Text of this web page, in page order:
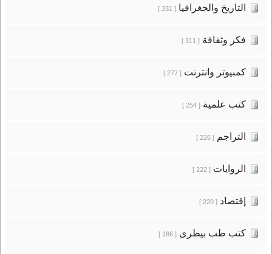
التاريخ والجغرافيا[ 331 ]
فكر وثقافة[ 311 ]
كمبيوتر وانترنت[ 277 ]
كتب علمية[ 254 ]
التراجم[ 226 ]
الروايات[ 222 ]
إقتصاد[ 220 ]
كتب طب بيطرى[ 186 ]